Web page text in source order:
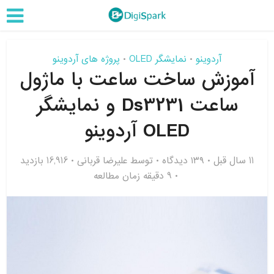
آردوینو • نمایشگر OLED • پروژه های آردوینو
آموزش ساخت ساعت با ماژول
ساعت Ds3231 و نمایشگر
OLED آردوینو
11 سال قبل ۱۳۹ دیدگاه توسط علیرضا قربانی
16,916 بازدید
9 دقیقه زمان مطالعه